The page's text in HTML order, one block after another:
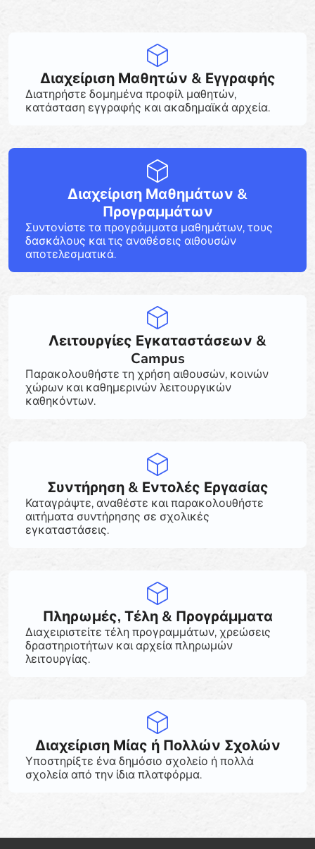
Διαχείριση Μαθητών & Εγγραφής
Διατηρήστε δομημένα προφίλ μαθητών,
κατάσταση εγγραφής και ακαδημαϊκά αρχεία.
Διαχείριση Μαθημάτων &
Προγραμμάτων
Συντονίστε τα προγράμματα μαθημάτων, τους
δασκάλους και τις αναθέσεις αιθουσών
αποτελεσματικά.
Λειτουργίες Εγκαταστάσεων &
Campus
Παρακολουθήστε τη χρήση αιθουσών, κοινών
χώρων και καθημερινών λειτουργικών
καθηκόντων.
Συντήρηση & Εντολές Εργασίας
Καταγράψτε, αναθέστε και παρακολουθήστε
αιτήματα συντήρησης σε σχολικές
εγκαταστάσεις.
Πληρωμές, Τέλη & Προγράμματα
Διαχειριστείτε τέλη προγραμμάτων, χρεώσεις
δραστηριοτήτων και αρχεία πληρωμών
λειτουργίας.
Διαχείριση Μίας ή Πολλών Σχολών
Υποστηρίξτε ένα δημόσιο σχολείο ή πολλά
σχολεία από την ίδια πλατφόρμα.